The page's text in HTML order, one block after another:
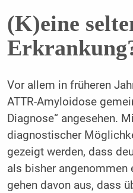
(K)eine
Vor allem in früheren
ATTR-Amyloidose
Diagnose“ angesehen.
diagnostischer
gezeigt werden, dass
als bisher angenommen
gehen davon aus, dass